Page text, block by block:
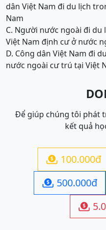
dân Việt Nam đi du lịch
Nam
C. Người nước ngoài đi du
Việt Nam định cư ở nước
D. Công dân Việt Nam đi
nước ngoài cư trú tại Việt
Để giúp chúng tôi phát
kết quả
 100.000đ
 500.000đ
